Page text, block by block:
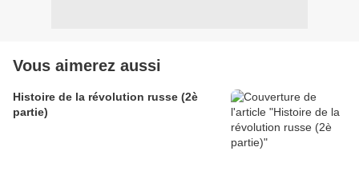
Vous aimerez aussi
Histoire de la révolution russe (2è
partie)